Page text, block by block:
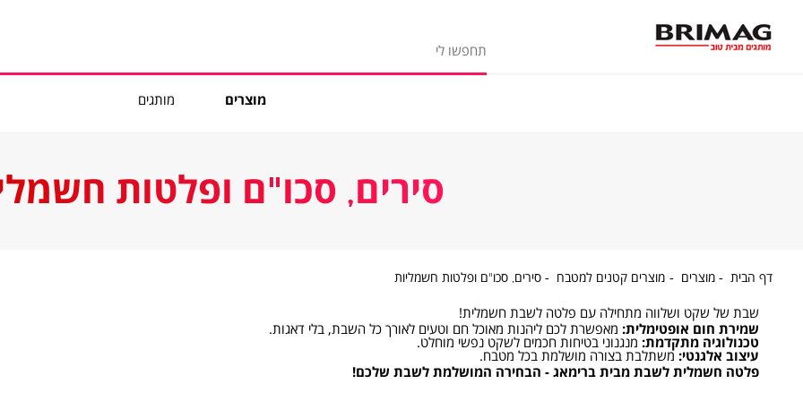
מוצרים מותגים
סירים, סכו"ם ופלטות
דף הבית דףמוצרים מוצרים
מוצרים קטנים למטבח מוצרים
סירים, סכו"ם ופלטות חשמליות
שבת של שקט ושלווה מתחילה עם פלטה לשבת חשמלית!
שמירת חום אופטימלית: מאפשרת לכם ליהנות מאוכל חם וטעים לאורך כל השבת, בלי דאגות.
טכנולוגיה מתקדמת: מנגנוני בטיחות חכמים לשקט נפשי מוחלט.
עיצוב אלגנטי: משתלבת בצורה מושלמת בכל מטבח.
פלטה חשמלית לשבת מבית ברימאג - הבחירה המושלמת לשבת שלכם!